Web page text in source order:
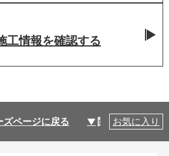
工情報を確認する
ズページに戻る 関連部材・関連
お気に入り